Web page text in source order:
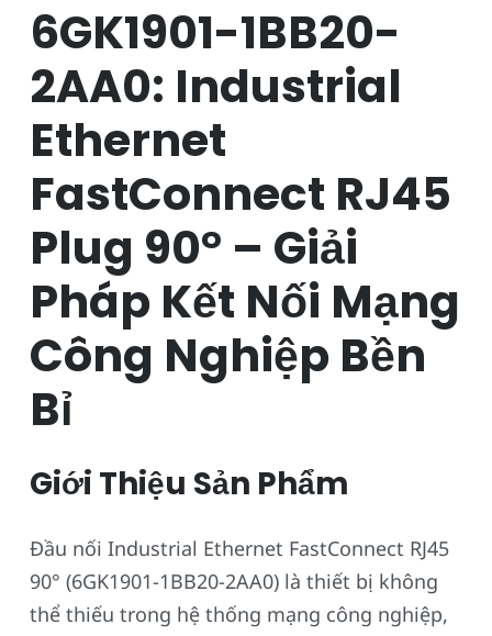
6GK1901-1BB20-
2AA0: Industrial
Ethernet
FastConnect RJ45
Plug 90° – Giải
Pháp Kết Nối Mạng
Công Nghiệp Bền
Bỉ
Giới Thiệu Sản Phẩm
Đầu nối Industrial Ethernet FastConnect RJ45
90° (6GK1901-1BB20-2AA0) là thiết bị không
thể thiếu trong hệ thống mạng công nghiệp,